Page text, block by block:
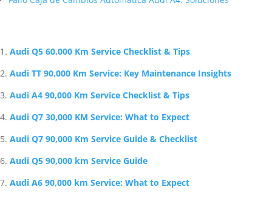
Audi Q5 60,000 Km Service Checklist & Tips
Audi TT 90,000 Km Service: Key Maintenance Insights
Audi A4 90,000 Km Service Checklist & Tips
Audi Q7 30,000 KM Service: What to Expect
Audi Q7 90,000 Km Service Guide & Checklist
Audi Q5 90,000 km Service Guide
Audi A6 90,000 km Service: What to Expect